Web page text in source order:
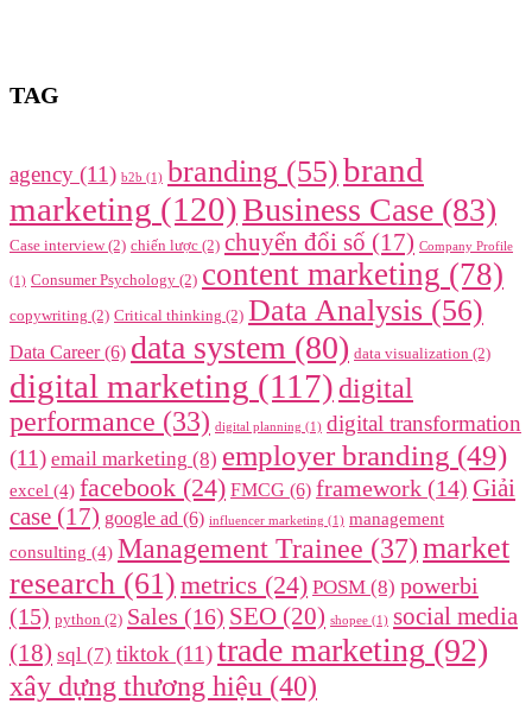
TAG
agency (11) b2b (1) branding (55)brand
marketing (120)Business Case (83)
Case interview(2) chiến lược (2) chuyển đổi số (17) Company Profile
(1) Consumer Psychology (2) content marketing (78)
copywriting (2) Critical thinking (2) Data Analysis (56)
Data Career(6) data system (80) data visualization (2)
digital marketing (117) digital
performance (33) digital planning (1) digital transformation
(11) email marketing (8) employer branding (49)
excel (4) facebook (24) FMCG (6) framework (14) Giải
case (17) google ad (6) influencer marketing (1) management
consulting (4) Management Trainee (37)market
research (61) metrics (24) POSM (8) powerbi
(15) python (2) Sales (16) SEO (20) shopee (1) social media
(18) sql (7) tiktok (11)trade marketing (92)
xây dựng thương hiệu (40)